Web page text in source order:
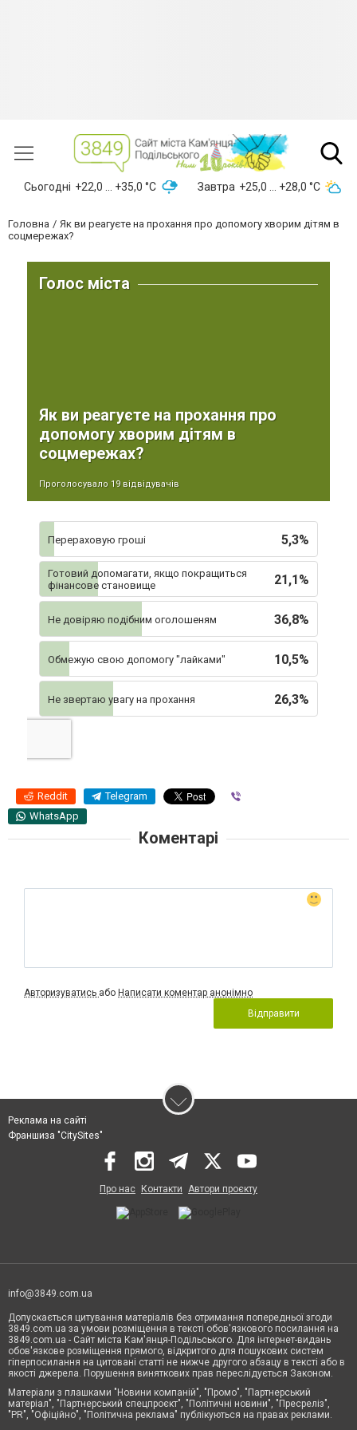
Сьогодні +22,0 ... +35,0 °С Завтра +25,0 ... +28,0 °С
Головна
Як ви реагуєте на прохання про допомогу хворим дітям в
соцмережах?
Голос міста
Як ви реагуєте на прохання про
допомогу хворим дітям в
соцмережах?
Проголосувало 19 відвідувачів
5,3%
Перераховую гроші
21,1%
Готовий допомагати, якщо покращиться
фінансове становище
36,8%
Не довіряю подібним оголошеням
10,5%
Обмежую свою допомогу "лайками"
26,3%
Не звертаю увагу на прохання
Reddit Telegram
WhatsApp
Коментарі
Авторизуватись або Написати коментар анонімно
Відправити
Реклама на сайті
Франшиза "CitySites"
Про нас Контакти Автори проєкту
info@3849.com.ua
Допускається цитування матеріалів без отримання попередньої згоди
3849.com.ua за умови розміщення в тексті обов'язкового посилання на
3849.com.ua - Сайт міста Кам'янця-Подільського. Для інтернет-видань
обов'язкове розміщення прямого, відкритого для пошукових систем
гіперпосилання на цитовані статті не нижче другого абзацу в тексті або в
якості джерела. Порушення виняткових прав переслідується Законом.
Матеріали з плашками "Новини компаній", "Промо", "Партнерський
матеріал", "Партнерський спецпроєкт", "Політичні новини", "Пресреліз",
"PR", "Офіційно", "Політична реклама" публікуються на правах реклами.